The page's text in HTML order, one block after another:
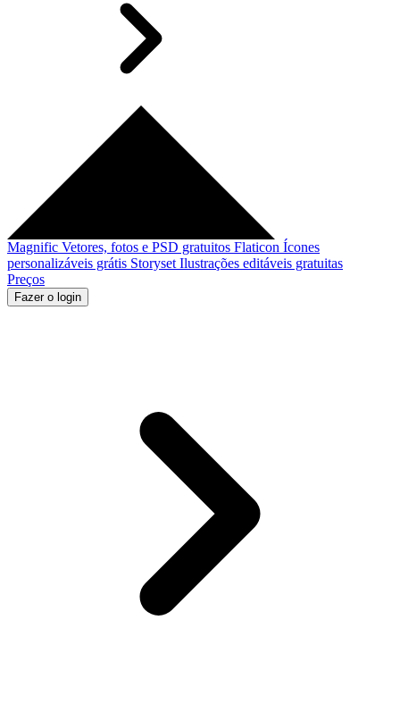
Magnific Vetores, fotos e PSD gratuitos Flaticon Ícones
personalizáveis grátis Storyset Ilustrações editáveis gratuitas
Preços
Fazer o login